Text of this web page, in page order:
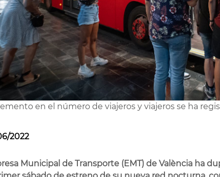
en el número de viajeros y viajeros se ha
2022
Municipal de Transporte (EMT) de València ha